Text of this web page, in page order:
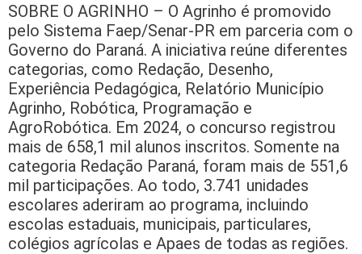
SOBRE O AGRINHO – O Agrinho é promovido
pelo Sistema Faep/Senar-PR em parceria com o
Governo do Paraná. A iniciativa reúne diferentes
categorias, como Redação, Desenho,
Experiência Pedagógica, Relatório Município
Agrinho, Robótica, Programação e
AgroRobótica. Em 2024, o concurso registrou
mais de 658,1 mil alunos inscritos. Somente na
categoria Redação Paraná, foram mais de 551,6
mil participações. Ao todo, 3.741 unidades
escolares aderiram ao programa, incluindo
escolas estaduais, municipais, particulares,
colégios agrícolas e Apaes de todas as regiões.